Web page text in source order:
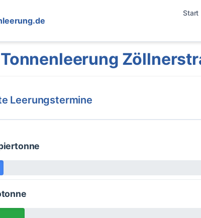
Start
Tonnenleerung
Leerungstermine